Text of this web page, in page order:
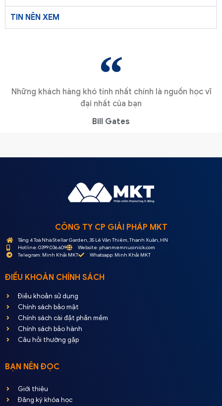
TIN NÊN XEM
Những khách hàng khó tính nhất chính là nguồn học vĩ
đại nhất của bạn
Bill Gates
CÔNG TY CP GIẢI PHÁP MKT
Tầng 4 Toà Nhà Stellar Garden, 35 Lê Văn Thiêm, Thanh Xuân, HN
Hotline: 0399.036.609
Website: phanmemnuoinick.com
Telegram: Minh Khải MKT
Whatsapp: Minh Khải MKT
ĐIỀU KHOẢN CHÍNH SÁCH
Điều khoản sử dụng
Chính sách bảo mật
Chính sách cài đặt phần mềm
Chính sách bảo hành
Câu hỏi thường gặp
BẠN NÊN ĐỌC
Giới thiệu
Đăng ký khóa học